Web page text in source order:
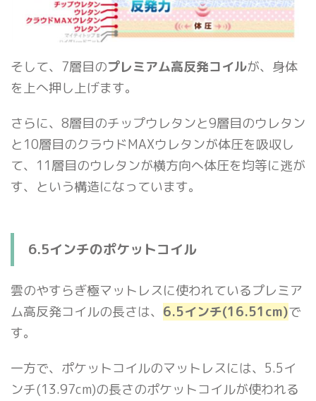
そして、7層目のプレミアム高反発コイルが、身体
を上へ押し上げます。
さらに、8層目のチップウレタンと9層目のウレタン
と10層目のクラウドMAXウレタンが体圧を吸収し
て、11層目のウレタンが横方向へ体圧を均等に逃が
す、という構造になっています。
6.5インチのポケットコイル
雲のやすらぎ極マットレスに使われているプレミア
ム高反発コイルの長さは、 6.5インチ(16.51cm)で
す。
一方で、ポケットコイルのマットレスには、5.5イ
ンチ(13.97cm)の長さのポケットコイルが使われる